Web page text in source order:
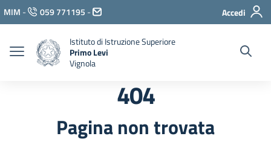
Vai ai contenuti
Vai al menu di navigazione
Vai al footer
MIM - 059 771195 - Accedi
Istituto di Istruzione Superiore
Primo Levi
Vignola
404
Pagina non trovata